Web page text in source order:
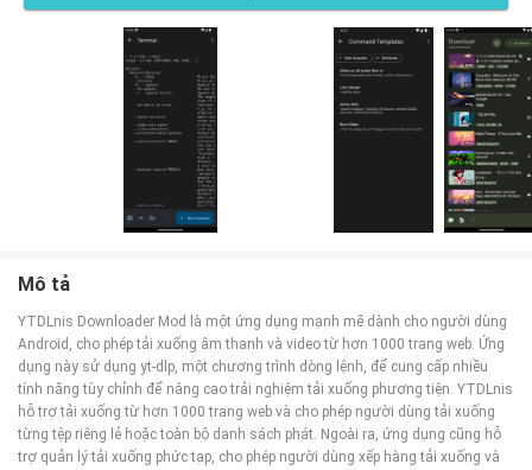
Mô tả
YTDLnis Downloader Mod là một ứng dụng mạnh mẽ dành cho người dùng
Android, cho phép tải xuống âm thanh và video từ hơn 1000 trang web. Ứng
dụng này sử dụng yt-dlp, một chương trình dòng lệnh, để cung cấp nhiều
tính năng tùy chỉnh để nâng cao trải nghiệm tải xuống phương tiện. YTDLnis
hỗ trợ tải xuống từ hơn 1000 trang web và cho phép người dùng tải xuống
từng tệp riêng lẻ hoặc toàn bộ danh sách phát. Ngoài ra, ứng dụng cũng hỗ
trợ quản lý tải xuống phức tạp, cho phép người dùng xếp hàng tải xuống và